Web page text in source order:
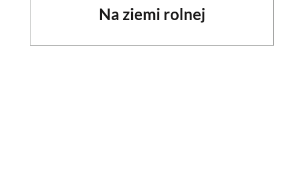
Na ziemi rolnej